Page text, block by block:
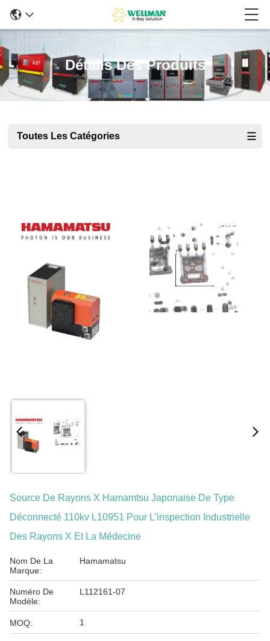
Détails Des Produits
Toutes Les Catégories
Source De Rayons X Hamamtsu Japonaise De Type
Déconnecté 110kv L10951 Pour L'inspection Industrielle
Des Rayons X Et La Médecine
Nom De La
Marque:
Hamamatsu
Numéro De
Modèle:
L112161-07
MOQ: 1